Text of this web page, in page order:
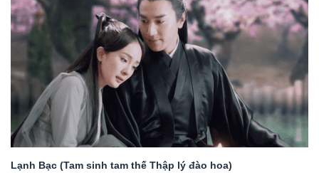
Lạnh Bạc (Tam sinh tam thế Thập lý đào hoa)